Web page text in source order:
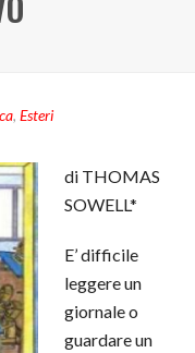
, Esteri
di THOMAS
SOWELL*
E’ difficile
leggere un
giornale o
guardare un